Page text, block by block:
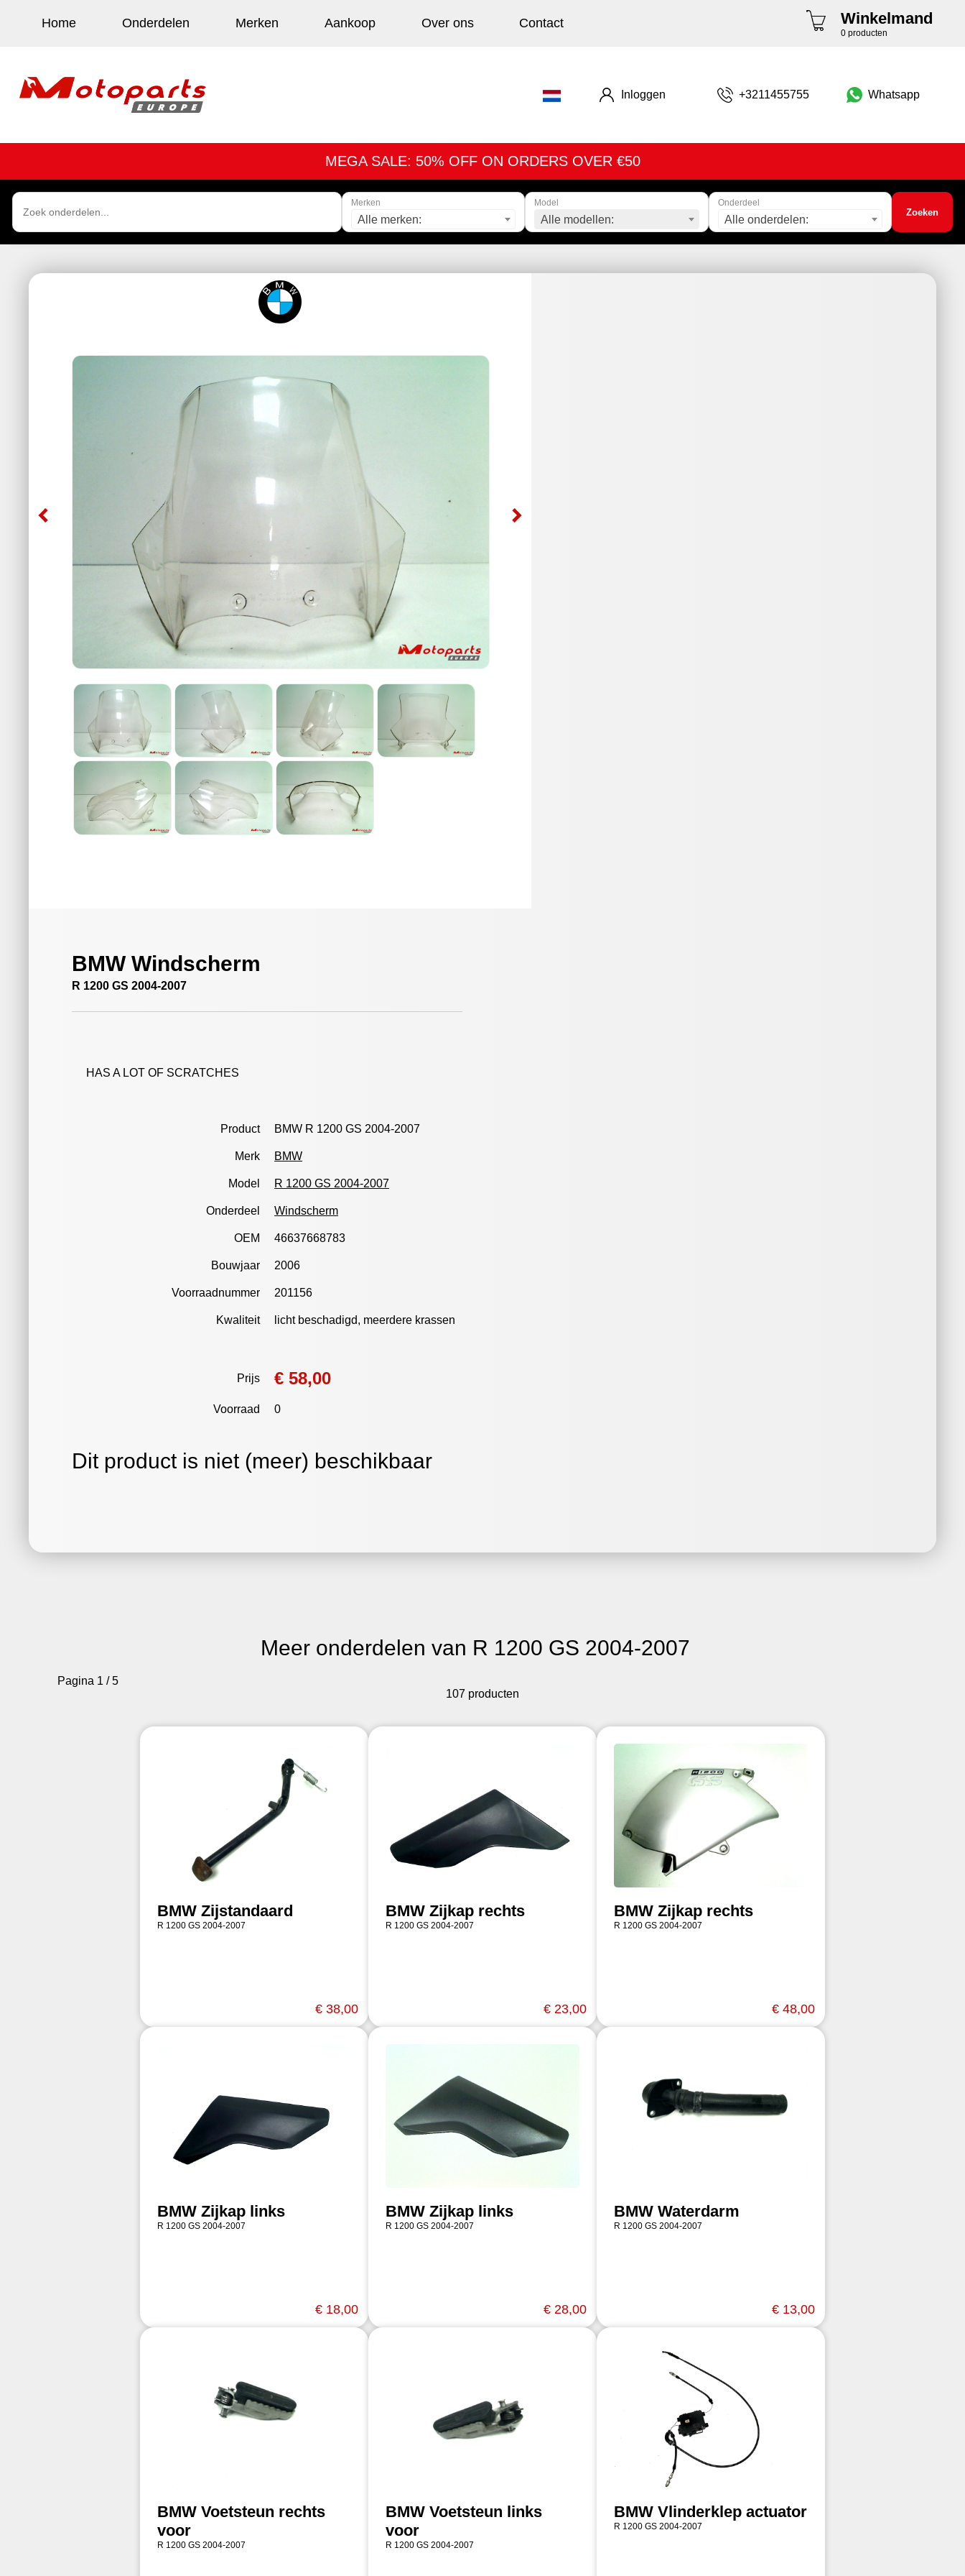
Winkelmand
0 producten
Home Onderdelen Merken Aankoop Over ons Contact
Whatsapp
+3211455755
Inloggen
MEGA SALE: 50% OFF ON ORDERS OVER €50
Merken
Alle merken:
Model
Alle modellen:
Onderdeel
Alle onderdelen:
Zoeken
BMW Windscherm
R 1200 GS 2004-2007
HAS A LOT OF SCRATCHES
Product BMW R 1200 GS 2004-2007
Merk BMW
Model R 1200 GS 2004-2007
Onderdeel Windscherm
OEM 46637668783
Bouwjaar 2006
Voorraadnummer 201156
Kwaliteit licht beschadigd, meerdere krassen
Prijs € 58,00
Voorraad 0
Dit product is niet (meer) beschikbaar
Meer onderdelen van R 1200 GS 2004-2007
Pagina 1 / 5
107 producten
BMW Zijstandaard
R 1200 GS 2004-2007
€ 38,00
BMW Zijkap rechts
R 1200 GS 2004-2007
€ 23,00
BMW Zijkap rechts
R 1200 GS 2004-2007
€ 48,00
BMW Zijkap links
R 1200 GS 2004-2007
€ 18,00
BMW Zijkap links
R 1200 GS 2004-2007
€ 28,00
BMW Waterdarm
R 1200 GS 2004-2007
€ 13,00
BMW Voetsteun rechts
voor
R 1200 GS 2004-2007
BMW Voetsteun links
voor
R 1200 GS 2004-2007
BMW Vlinderklep actuator
R 1200 GS 2004-2007